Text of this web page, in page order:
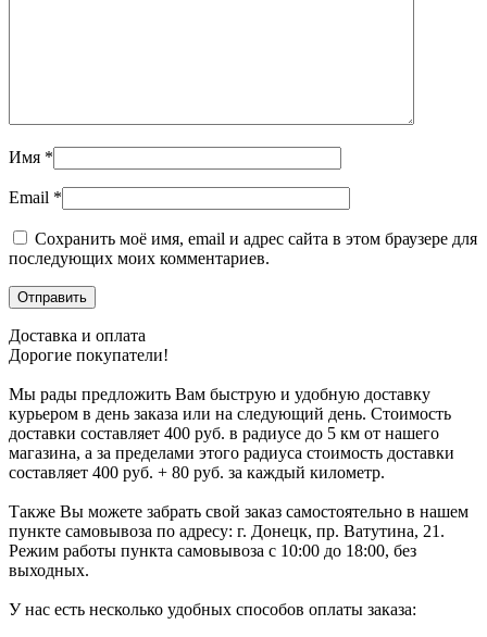
Имя *
Email *
Сохранить моё имя, email и адрес сайта в этом браузере для
последующих моих комментариев.
Доставка и оплата
Дорогие покупатели!
Мы рады предложить Вам быструю и удобную доставку
курьером в день заказа или на следующий день. Стоимость
доставки составляет 400 руб. в радиусе до 5 км от нашего
магазина, а за пределами этого радиуса стоимость доставки
составляет 400 руб. + 80 руб. за каждый километр.
Также Вы можете забрать свой заказ самостоятельно в нашем
пункте самовывоза по адресу: г. Донецк, пр. Ватутина, 21.
Режим работы пункта самовывоза с 10:00 до 18:00, без
выходных.
У нас есть несколько удобных способов оплаты заказа: